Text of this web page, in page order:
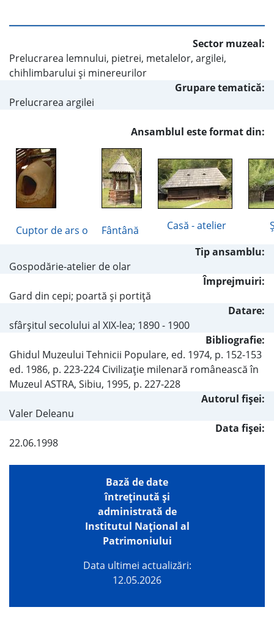
Sector muzeal:
Prelucrarea lemnului, pietrei, metalelor, argilei,
chihlimbarului şi minereurilor
Grupare tematică:
Prelucrarea argilei
Ansamblul este format din:
Cuptor de ars o Fântână Casă - atelier
Tip ansamblu:
Gospodărie-atelier de olar
Împrejmuiri:
Gard din cepi; poartă şi portiţă
Datare:
sfârșitul secolului al XIX-lea; 1890 - 1900
Bibliografie:
Ghidul Muzeului Tehnicii Populare, ed. 1974, p. 152-153
ed. 1986, p. 223-224 Civilizaţie milenară românească în
Muzeul ASTRA, Sibiu, 1995, p. 227-228
Autorul fişei:
Valer Deleanu
Data fișei:
22.06.1998
Bază de date
întreţinută şi
administrată de
Institutul Național al
Patrimoniului
Data ultimei actualizări:
12.05.2026